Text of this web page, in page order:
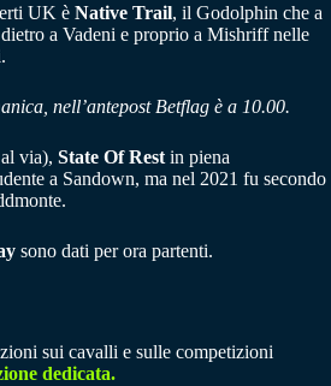
UK è Native Trail, il Godolphin che a
a Vadeni e proprio a Mishriff nelle
nell’antepost Betflag è a 10.00.
via), State Of Rest in piena
a Sandown, ma nel 2021 fu secondo
sono dati per ora partenti.
sui cavalli e sulle competizioni
dedicata.